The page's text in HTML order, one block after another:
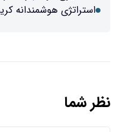
استراتژی هوشمندانه
نظر شما